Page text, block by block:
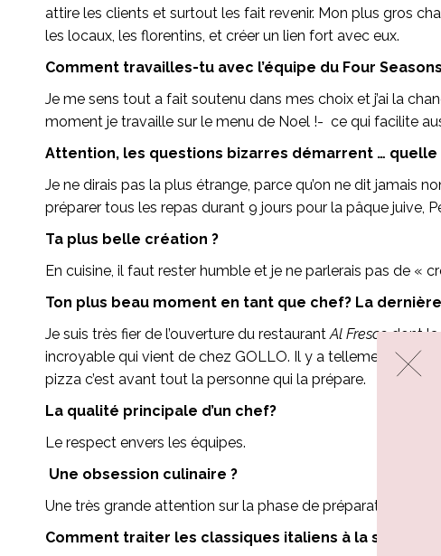
attire les clients et surtout les fait revenir. Mon plus gros
les locaux, les florentins, et créer un lien fort avec eux.
Comment travailles-tu avec l’équipe du Four
Je me sens tout a fait soutenu dans mes choix et j’ai la
moment je travaille sur le menu de Noel !- ce qui facilite
Attention, les questions bizarres démarrent …
Je ne dirais pas la plus étrange, parce qu’on ne dit jamais
préparer tous les repas durant 9 jours pour la pâque juive,
Ta plus belle création ?
En cuisine, il faut rester humble et je ne parlerais pas de «
Ton plus beau moment en tant que chef? La
Je suis très fier de l’ouverture du restaurant Al Frescodont la
incroyable qui vient de chez GOLLO. Il y a tellement de
pizza c’est avant tout la personne qui la prépare.
La qualité principale d’un chef?
Le respect envers les équipes.
Une obsession culinaire ?
Une très grande attention sur la phase de préparation.
Comment traiter les classiques italiens à la sauce